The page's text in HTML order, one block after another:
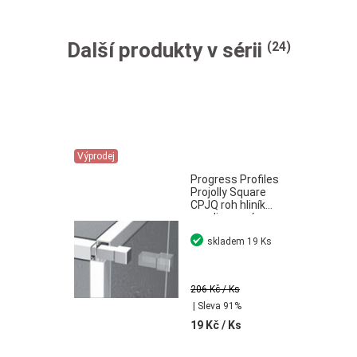
Další produkty v sérii (24)
Výprodej
Progress Profiles
Projolly Square
CPJQ roh hliník
anodizované
206 Kč/ Ks
| Sleva 91%
19 Kč/ Ks
skladem 19 Ks